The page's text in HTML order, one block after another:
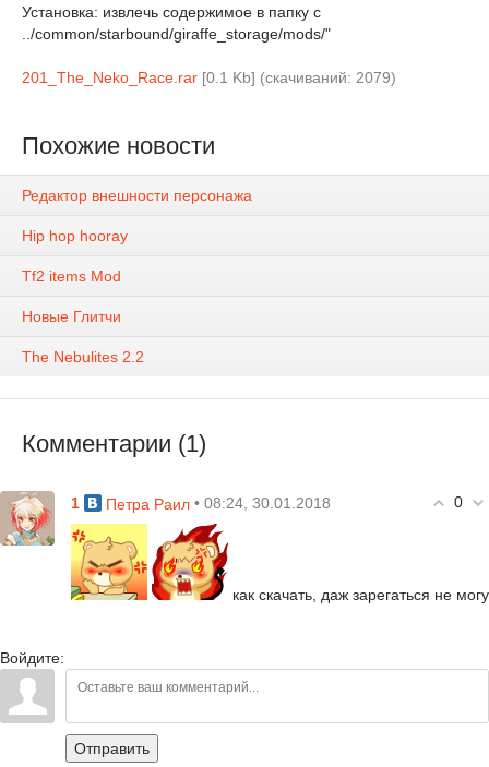
Установка: извлечь содержимое в папку с
../common/starbound/giraffe_storage/mods/"
201_The_Neko_Race.rar [0.1 Kb] (cкачиваний: 2079)
Похожие новости
Редактор внешности персонажа
Hip hop hooray
Tf2 items Mod
Новые Глитчи
The Nebulites 2.2
Комментарии (1)
0
1 Петра Раил • 08:24, 30.01.2018
как скачать, даж зарегаться не могу
Войдите:
Отправить